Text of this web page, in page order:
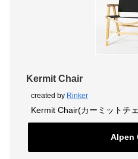
Kermit Chair
created by Rinker
Kermit Chair(カーミットチ
Alpen